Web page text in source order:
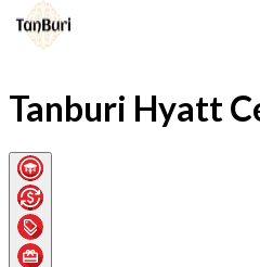
Tanburi Hyatt